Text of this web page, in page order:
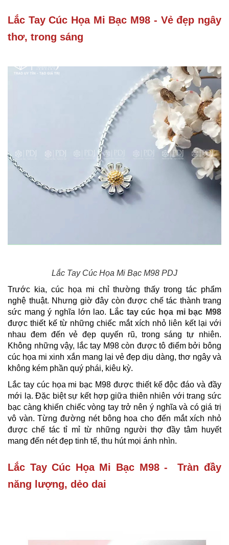
Lắc Tay Cúc Họa Mi Bạc M98 - Vẻ đẹp ngây
thơ, trong sáng
Lắc Tay Cúc Họa Mi Bạc M98​ PDJ
Trước kia, cúc họa mi chỉ thường thấy trong tác phẩm
nghệ thuật. Nhưng giờ đây còn được chế tác thành trang
sức mang ý nghĩa lớn lao. Lắc tay cúc họa mi bạc M98
được thiết kế từ những chiếc mắt xích nhỏ liên kết lại với
nhau đem đến vẻ đẹp quyến rũ, trong sáng tự nhiên.
Không những vậy, lắc tay M98 còn được tô điểm bởi bông
cúc họa mi xinh xắn mang lại vẻ đẹp dịu dàng, thơ ngây và
không kém phần quý phái, kiêu kỳ.
Lắc tay cúc họa mi bạc M98 được thiết kế độc đáo và đầy
mới lạ. Đặc biệt sự kết hợp giữa thiên nhiên với trang sức
bạc càng khiến chiếc vòng tay trở nên ý nghĩa và có giá trị
vô vàn. Từng đường nét bông hoa cho đến mắt xích nhỏ
được chế tác tỉ mỉ từ những người thợ đầy tâm huyết
mang đến nét đẹp tinh tế, thu hút mọi ánh nhìn.
Lắc Tay Cúc Họa Mi Bạc M98 - Tràn đầy
năng lượng, dẻo dai